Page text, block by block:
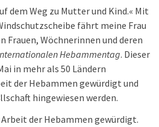
dem Weg zu Mutter und Kind.« Mit
fährt meine Frau
Frauen, Wöchnerinnen und deren
Hebammentag. Dieser
in mehr als 50 Ländern
der Hebammen gewürdigt und
hingewiesen werden.
der Hebammen gewürdigt.